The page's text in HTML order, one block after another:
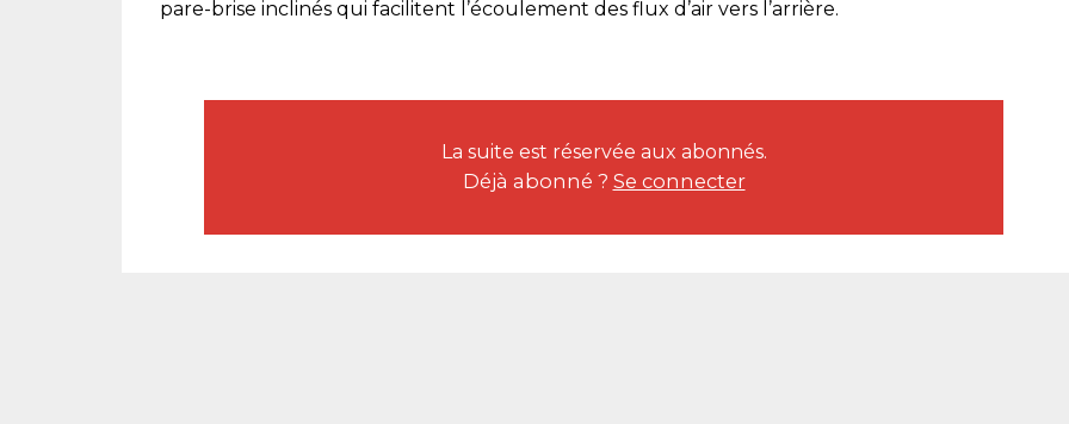
pare-brise inclinés qui facilitent l’écoulement des flux d’air vers l’arrière.
La suite est réservée aux abonnés.
Déjà abonné ? Se connecter